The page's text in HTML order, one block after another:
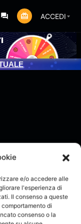
e/o accedere alle
l'esperienza di
Il consenso a queste
di
consenso o la
ACCEDI